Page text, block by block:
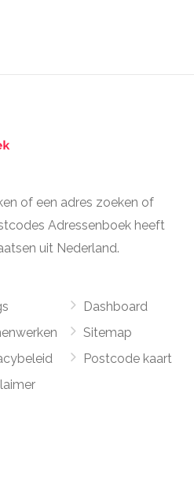
of een adres zoeken of
Adressenboek heeft
uit Nederland.
Dashboard
Sitemap
Postcode kaart